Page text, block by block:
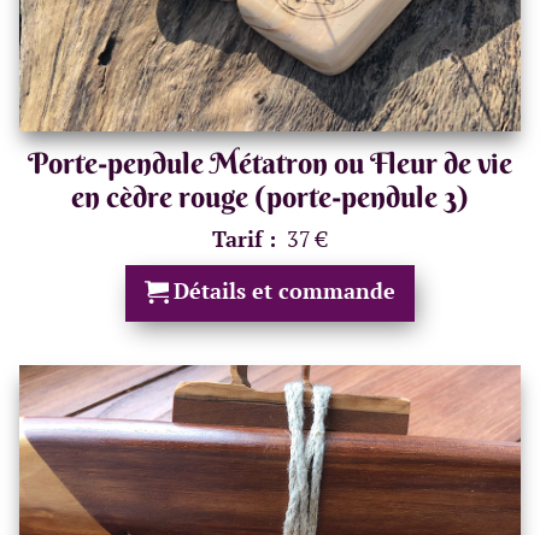
Porte-pendule Métatron ou Fleur de vie
en cèdre rouge (porte-pendule 3)
Tarif : 37 €
Détails et commande